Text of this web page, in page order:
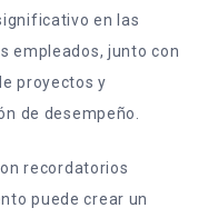
en las
empleados, junto con
proyectos y
de desempeño.
recordatorios
puede crear un